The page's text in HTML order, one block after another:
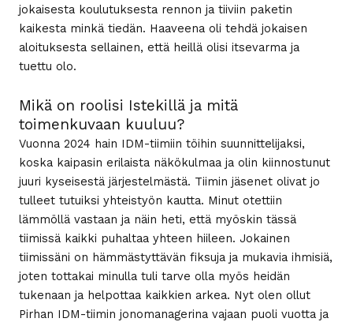
jokaisesta koulutuksesta rennon ja tiiviin paketin
kaikesta minkä tiedän. Haaveena oli tehdä jokaisen
aloituksesta sellainen, että heillä olisi itsevarma ja
tuettu olo.
Mikä on roolisi Istekillä ja mitä
toimenkuvaan kuuluu?
Vuonna 2024 hain IDM-tiimiin töihin suunnittelijaksi,
koska kaipasin erilaista näkökulmaa ja olin kiinnostunut
juuri kyseisestä järjestelmästä. Tiimin jäsenet olivat jo
tulleet tutuiksi yhteistyön kautta. Minut otettiin
lämmöllä vastaan ja näin heti, että myöskin tässä
tiimissä kaikki puhaltaa yhteen hiileen. Jokainen
tiimissäni on hämmästyttävän fiksuja ja mukavia ihmisiä,
joten tottakai minulla tuli tarve olla myös heidän
tukenaan ja helpottaa kaikkien arkea. Nyt olen ollut
Pirhan IDM-tiimin jonomanagerina vajaan puoli vuotta ja